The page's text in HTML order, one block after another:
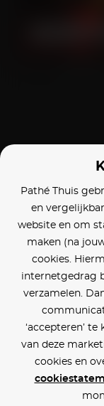
Pathé Thuis
en
website en om
maken (na
cookies.
internetgedrag
verzamelen.
‘accepteren’
van deze
cookies en